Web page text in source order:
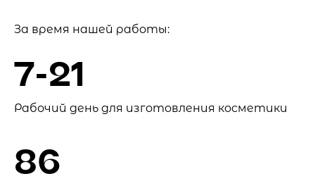
За время нашей работы:
7-21
Рабочий день для изготовления косметики
86